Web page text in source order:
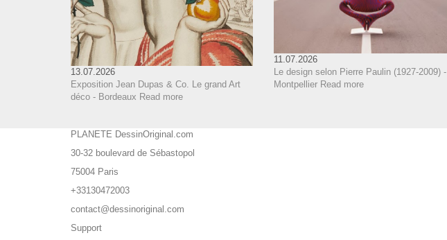
13.07.2026
Exposition Jean Dupas & Co. Le grand Art
déco - Bordeaux Read more
11.07.2026
Le design selon Pierre Paulin (1927-2009) -
Montpellier Read more
PLANETE DessinOriginal.com
30-32 boulevard de Sébastopol
75004 Paris
+33130472003
contact@dessinoriginal.com
Support